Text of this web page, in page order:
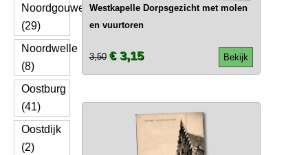
Noordgouwe
(29)
Noordwelle
(8)
Oostburg
(41)
Oostdijk
(2)
Westkapelle Dorpsgezicht met molen
en vuurtoren
Bekijk
3,50 € 3,15